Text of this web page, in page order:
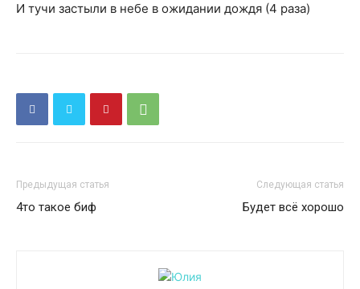
И тучи застыли в небе в ожидании дождя (4 раза)
Предыдущая статья
4то такое биф
Следующая статья
Будет всё хорошо